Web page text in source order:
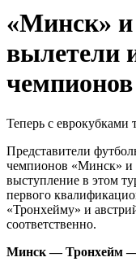
«Минск»
вылетели
чемпионов
Теперь с еврокубками
Представители
чемпионов «Минск»
выступление в этом
первого
«Тронхейму» и
соответственно.
Минск — Тронхейм